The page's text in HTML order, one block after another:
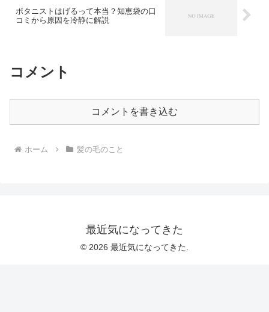
ボタニストはげるって本当？知恵袋の口
コミから原因を冷静に解説
コメント
コメントを書き込む
ホーム 髪の毛のこと
最近気になってきた
© 2026 最近気になってきた.